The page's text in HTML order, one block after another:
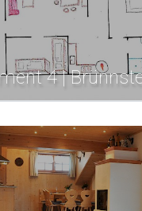
4 |